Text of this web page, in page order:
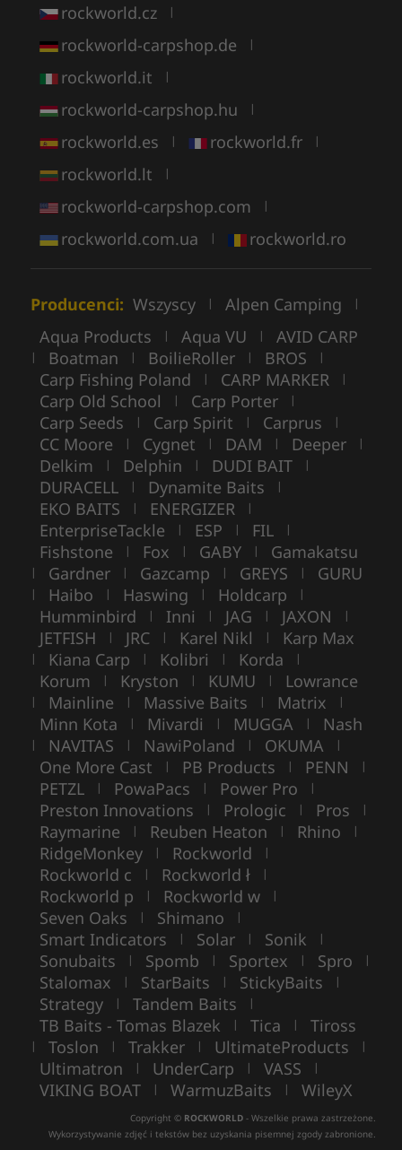
rockworld.cz |
rockworld-carpshop.de |
rockworld.it |
rockworld-carpshop.hu |
rockworld.es | rockworld.fr |
rockworld.lt |
rockworld-carpshop.com |
rockworld.com.ua | rockworld.ro
Producenci: Wszyscy | Alpen Camping |
Aqua Products | Aqua VU | AVID CARP
| Boatman | BoilieRoller | BROS |
Carp Fishing Poland | CARP MARKER |
Carp Old School | Carp Porter |
Carp Seeds | Carp Spirit | Carprus |
CC Moore | Cygnet | DAM | Deeper |
Delkim | Delphin | DUDI BAIT |
DURACELL | Dynamite Baits |
EKO BAITS | ENERGIZER |
EnterpriseTackle | ESP | FIL |
Fishstone | Fox | GABY | Gamakatsu
| Gardner | Gazcamp | GREYS | GURU
| Haibo | Haswing | Holdcarp |
Humminbird | Inni | JAG | JAXON |
JETFISH | JRC | Karel Nikl | Karp Max
| Kiana Carp | Kolibri | Korda |
Korum | Kryston | KUMU | Lowrance
| Mainline | Massive Baits | Matrix |
Minn Kota | Mivardi | MUGGA | Nash
| NAVITAS | NawiPoland | OKUMA |
One More Cast | PB Products | PENN |
PETZL | PowaPacs | Power Pro |
Preston Innovations | Prologic | Pros |
Raymarine | Reuben Heaton | Rhino |
RidgeMonkey | Rockworld |
Rockworld c | Rockworld ł |
Rockworld p | Rockworld w |
Seven Oaks | Shimano |
Smart Indicators | Solar | Sonik |
Sonubaits | Spomb | Sportex | Spro |
Stalomax | StarBaits | StickyBaits |
Strategy | Tandem Baits |
TB Baits - Tomas Blazek | Tica | Tiross
| Toslon | Trakker | UltimateProducts |
Ultimatron | UnderCarp | VASS |
VIKING BOAT | WarmuzBaits | WileyX
Copyright © ROCKWORLD - Wszelkie prawa zastrzeżone.
Wykorzystywanie zdjęć i tekstów bez uzyskania pisemnej zgody zabronione.